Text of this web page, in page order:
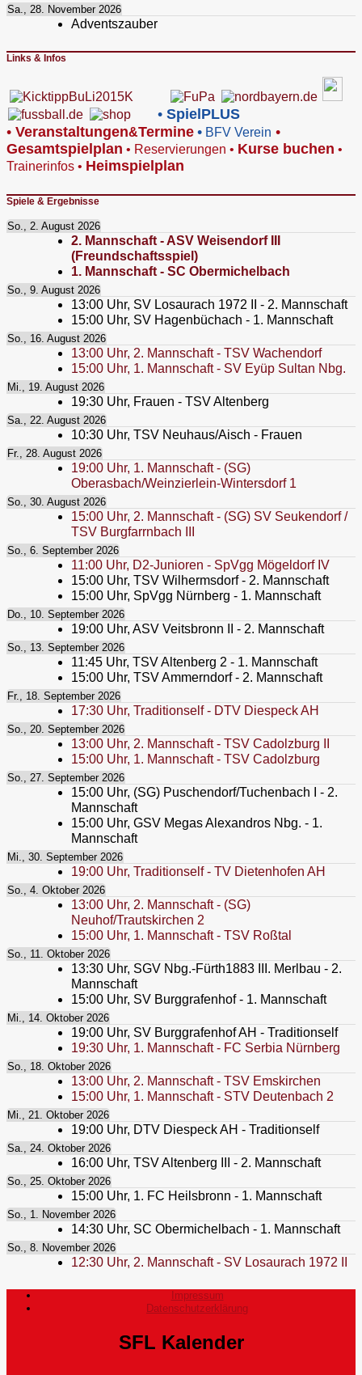
Sa., 28. November 2026
Adventszauber
Links & Infos
• SpielPLUS
• Veranstaltungen&Termine • BFV Verein •
Gesamtspielplan • Reservierungen • Kurse buchen •
Trainerinfos • Heimspielplan
Spiele & Ergebnisse
So., 2. August 2026
2. Mannschaft - ASV Weisendorf III
(Freundschaftsspiel)
1. Mannschaft - SC Obermichelbach
So., 9. August 2026
13:00 Uhr, SV Losaurach 1972 II - 2. Mannschaft
15:00 Uhr, SV Hagenbüchach - 1. Mannschaft
So., 16. August 2026
13:00 Uhr, 2. Mannschaft - TSV Wachendorf
15:00 Uhr, 1. Mannschaft - SV Eyüp Sultan Nbg.
Mi., 19. August 2026
19:30 Uhr, Frauen - TSV Altenberg
Sa., 22. August 2026
10:30 Uhr, TSV Neuhaus/Aisch - Frauen
Fr., 28. August 2026
19:00 Uhr, 1. Mannschaft - (SG)
Oberasbach/Weinzierlein-Wintersdorf 1
So., 30. August 2026
15:00 Uhr, 2. Mannschaft - (SG) SV Seukendorf /
TSV Burgfarrnbach III
So., 6. September 2026
11:00 Uhr, D2-Junioren - SpVgg Mögeldorf IV
15:00 Uhr, TSV Wilhermsdorf - 2. Mannschaft
15:00 Uhr, SpVgg Nürnberg - 1. Mannschaft
Do., 10. September 2026
19:00 Uhr, ASV Veitsbronn II - 2. Mannschaft
So., 13. September 2026
11:45 Uhr, TSV Altenberg 2 - 1. Mannschaft
15:00 Uhr, TSV Ammerndorf - 2. Mannschaft
Fr., 18. September 2026
17:30 Uhr, Traditionself - DTV Diespeck AH
So., 20. September 2026
13:00 Uhr, 2. Mannschaft - TSV Cadolzburg II
15:00 Uhr, 1. Mannschaft - TSV Cadolzburg
So., 27. September 2026
15:00 Uhr, (SG) Puschendorf/Tuchenbach I - 2.
Mannschaft
15:00 Uhr, GSV Megas Alexandros Nbg. - 1.
Mannschaft
Mi., 30. September 2026
19:00 Uhr, Traditionself - TV Dietenhofen AH
So., 4. Oktober 2026
13:00 Uhr, 2. Mannschaft - (SG)
Neuhof/Trautskirchen 2
15:00 Uhr, 1. Mannschaft - TSV Roßtal
So., 11. Oktober 2026
13:30 Uhr, SGV Nbg.-Fürth1883 III. Merlbau - 2.
Mannschaft
15:00 Uhr, SV Burggrafenhof - 1. Mannschaft
Mi., 14. Oktober 2026
19:00 Uhr, SV Burggrafenhof AH - Traditionself
19:30 Uhr, 1. Mannschaft - FC Serbia Nürnberg
So., 18. Oktober 2026
13:00 Uhr, 2. Mannschaft - TSV Emskirchen
15:00 Uhr, 1. Mannschaft - STV Deutenbach 2
Mi., 21. Oktober 2026
19:00 Uhr, DTV Diespeck AH - Traditionself
Sa., 24. Oktober 2026
16:00 Uhr, TSV Altenberg III - 2. Mannschaft
So., 25. Oktober 2026
15:00 Uhr, 1. FC Heilsbronn - 1. Mannschaft
So., 1. November 2026
14:30 Uhr, SC Obermichelbach - 1. Mannschaft
So., 8. November 2026
12:30 Uhr, 2. Mannschaft - SV Losaurach 1972 II
Impressum
Datenschutzerklärung
SFL Kalender